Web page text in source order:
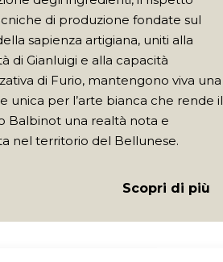
di produzione fondate sul
sapienza artigiana, uniti alla
di Gianluigi e alla capacità
di Furio, mantengono viva una
unica per l’arte bianca che rende il
Balbinot una realtà nota e
nel territorio del Bellunese.
Scopri di più